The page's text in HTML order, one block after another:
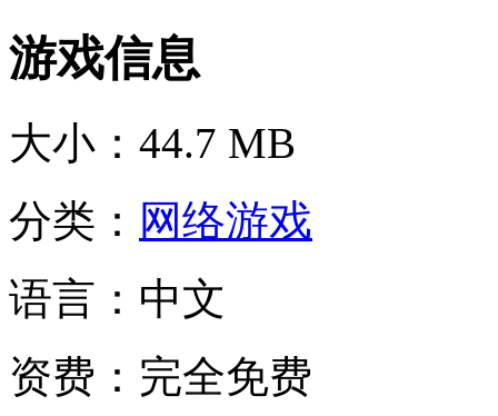
游戏信息
大小： 44.7 MB
分类： 网络游戏
语言： 中文
资费： 完全免费